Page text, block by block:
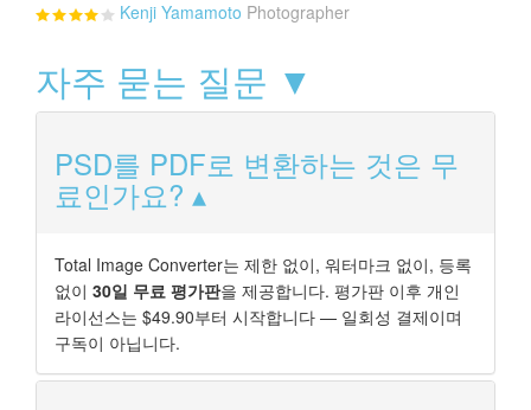
Kenji Yamamoto Photographer
자주 묻는 질문 ▼
PSD를 PDF로 변환하는 것은 무
료인가요?
Total Image Converter는 제한 없이, 워터마크 없이, 등록
없이 30일 무료 평가판을 제공합니다. 평가판 이후 개인
라이선스는 $49.90부터 시작합니다 — 일회성 결제이며
구독이 아닙니다.